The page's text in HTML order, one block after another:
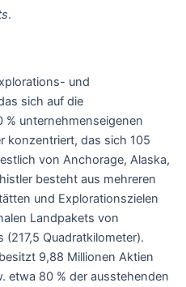
.
und
sich auf die
% unternehmenseigenen
konzentriert, das sich 105
von Anchorage, Alaska,
besteht aus mehreren
und Explorationszielen
Landpakets von
Quadratkilometer).
9,88 Millionen Aktien
etwa 80 % der ausstehenden